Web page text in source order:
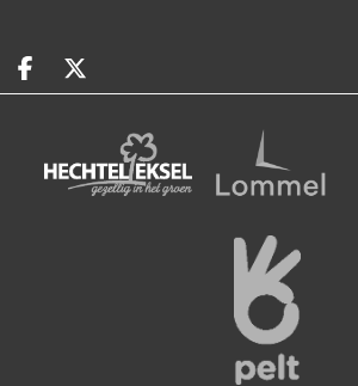
Deel op facebook
Deel op X